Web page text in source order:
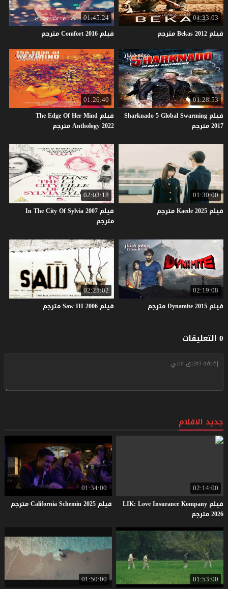
01:33:03
فيلم Bekas2012 مترجم
01:45:24
فيلم Comfort2016 مترجم
01:28:53
فيلم Sharknado 5 Global Swarming
2017 مترجم
01:26:40
فيلم The Edge Of Her Mind
Anthology 2022 مترجم
01:30:00
فيلم Kaede2025 مترجم
02:03:18
فيلم In The City Of Sylvia 2007
مترجم
02:19:08
فيلم Dynamite2015 مترجم
02:25:02
فيلم SawIII2006 مترجم
0 التعليقات
جديد الافلام
02:14:00
فيلم LIK: Love Insurance Kompany
2026 مترجم
01:34:00
فيلم CaliforniaSchemin2025 مترجم
01:53:00
01:50:00